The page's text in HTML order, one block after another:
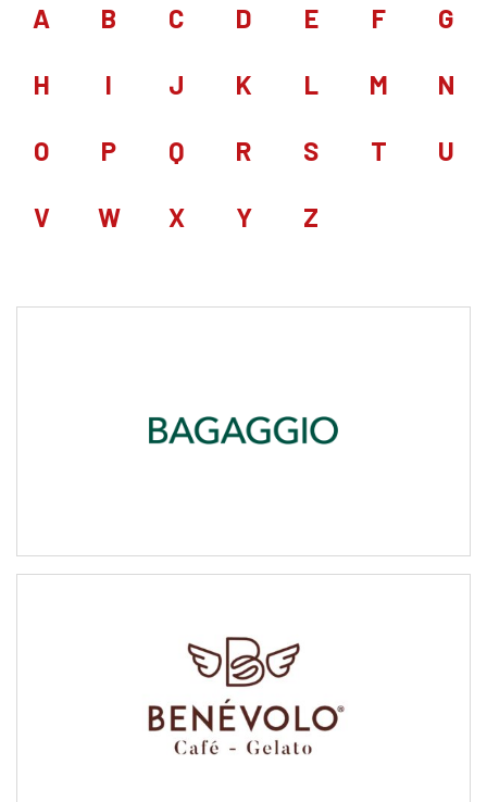
A B C D E F G
H I J K L M N
O P Q R S T U
V W X Y Z